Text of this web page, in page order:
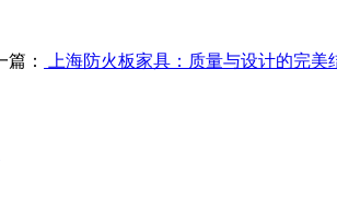
： 上海防火板家具：质量与设计的完美